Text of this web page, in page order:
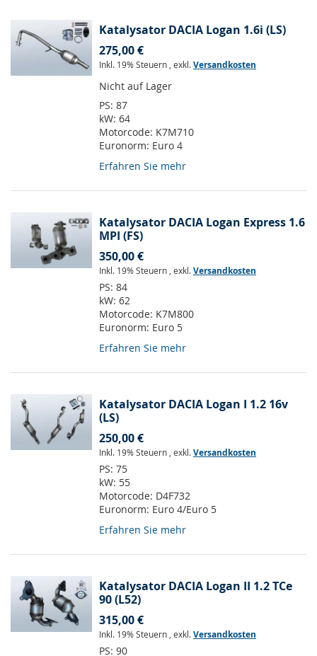
Katalysator DACIA Logan 1.6i (LS)
275,00 €
Inkl. 19% Steuern , exkl.Versandkosten
Nicht auf Lager
PS: 87
kW: 64
Motorcode: K7M710
Euronorm: Euro 4
Erfahren Sie mehr
Katalysator DACIA Logan Express 1.6
MPI (FS)
350,00 €
Inkl. 19% Steuern , exkl.Versandkosten
PS: 84
kW: 62
Motorcode: K7M800
Euronorm: Euro 5
Erfahren Sie mehr
Katalysator DACIA Logan I 1.2 16v
(LS)
250,00 €
Inkl. 19% Steuern , exkl.Versandkosten
PS: 75
kW: 55
Motorcode: D4F732
Euronorm: Euro 4/Euro 5
Erfahren Sie mehr
Katalysator DACIA Logan II 1.2 TCe
90 (L52)
315,00 €
Inkl. 19% Steuern , exkl.Versandkosten
PS: 90